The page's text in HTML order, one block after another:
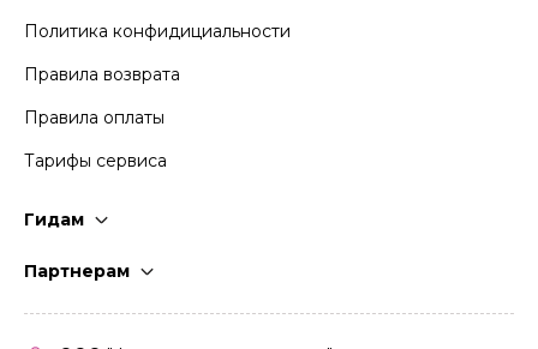
Политика конфидициальности
Правила возврата
Правила оплаты
Тарифы сервиса
Гидам
Партнерам
Кабинет партнера